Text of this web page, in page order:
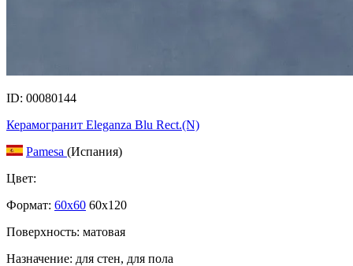
ID: 00080144
Керамогранит Eleganza Blu Rect.(N)
Pamesa (Испания)
Цвет:
Формат: 60x60 60x120
Поверхность: матовая
Назначение: для стен, для пола